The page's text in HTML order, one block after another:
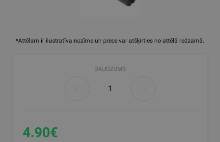
*Attēlam ir ilustratīva nozīme un prece var atšķirties no attēlā redzamā.
DAUDZUMS
4.90€